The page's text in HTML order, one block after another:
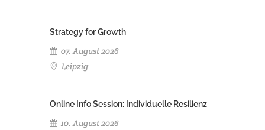
Strategy for Growth
07. August 2026
Leipzig
Online Info Session: Individuelle Resilienz
10. August 2026